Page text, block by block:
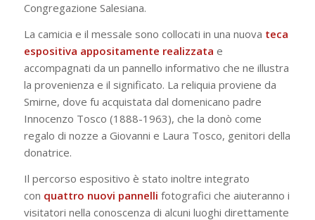
Congregazione Salesiana.
La camicia e il messale sono collocati in una nuova teca
espositiva appositamente realizzata e
accompagnati da un pannello informativo che ne illustra
la provenienza e il significato. La reliquia proviene da
Smirne, dove fu acquistata dal domenicano padre
Innocenzo Tosco (1888-1963), che la donò come
regalo di nozze a Giovanni e Laura Tosco, genitori della
donatrice.
Il percorso espositivo è stato inoltre integrato
con quattro nuovi pannelli fotografici che aiuteranno i
visitatori nella conoscenza di alcuni luoghi direttamente